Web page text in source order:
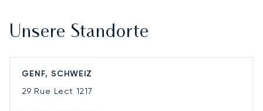
Unsere Standorte
GENF, SCHWEIZ
29 Rue Lect 1217